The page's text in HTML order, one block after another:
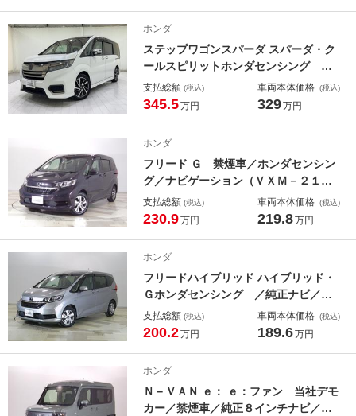
ホンダ
ステップワゴンスパーダ スパーダ・ク
ールスピリットホンダセンシング 地
デジフルセグＴＶ Ｄレコ ＢＴ対
応 ＬＥＤヘットライト 盗難防止シ
ス エアバッグ 禁煙
支払総額 (税込)
345.5万円
車両本体価格 (税込)
329万円
ホンダ
フリード Ｇ 禁煙車／ホンダセンシン
グ／ナビゲーション（ＶＸＭ－２１５
ＶＦＥｉ）／リアカメラ／前後ドラレ
コ／ＬＥＤヘッドライト／スマートキ
車載器
支払総額 (税込)
230.9万円
車両本体価格 (税込)
219.8万円
ホンダ
フリードハイブリッド ハイブリッド・
Ｇホンダセンシング ／純正ナビ／前
後ドラレコ／ワンオーナー／禁煙／サ
イドカーテンＳＲＳ／障害物センサー
オートリトラミラー／ドアバイザー／
ＥＴＣ／ＡＣＣ
支払総額 (税込)
200.2万円
車両本体価格 (税込)
189.6万円
ホンダ
Ｎ－ＶＡＮ ｅ： ｅ：ファン 当社デモ
カー／禁煙車／純正８インチナビ／前